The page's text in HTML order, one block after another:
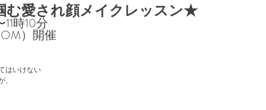
愛され顔メイクレッスン★⁡
時10分⁡
）開催⁡
はいけない